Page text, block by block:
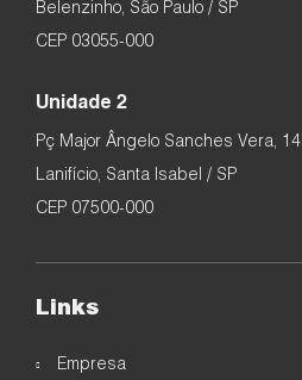
Belenzinho, São Paulo / SP
CEP 03055-000
Unidade 2
Pç Major Ângelo Sanches Vera, 14
Lanifício, Santa Isabel / SP
CEP 07500-000
Links
Empresa